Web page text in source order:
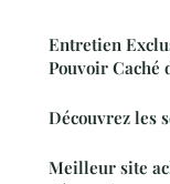
Entretien
Pouvoir Caché
Découvrez les
Meilleur site